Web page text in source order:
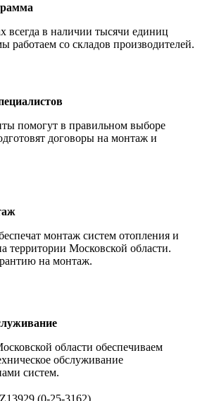
всегда в наличии тысячи единиц
работаем со складов производителей.
помогут в правильном выборе
договоры на монтаж и
монтаж систем отопления и
территории Московской области.
на монтаж.
области обеспечиваем
обслуживание
систем.
Z13929 (0-25-3162)